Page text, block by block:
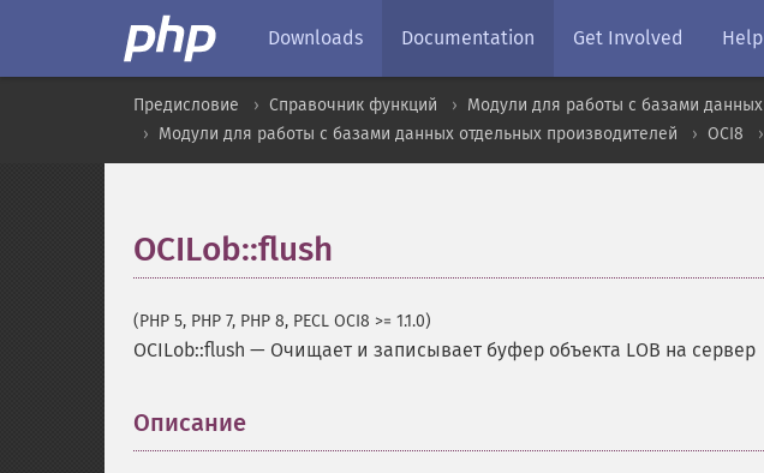
Downloads Documentation Get Involved Help
Предисловие Справочник функций
Модули для работы с базами данных
Модули для работы с базами данных отдельных производителей
OCI8
OCILob::flush
(PHP 5, PHP 7, PHP 8, PECL OCI8 >= 1.1.0)
OCILob::flush — Очищает и записывает буфер объекта LOB на сервер
Описание